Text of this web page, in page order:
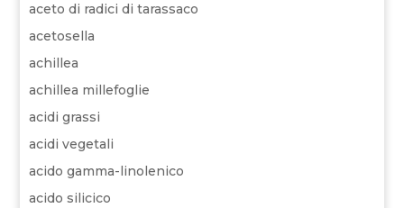
aceto di radici di tarassaco
acetosella
achillea
achillea millefoglie
acidi grassi
acidi vegetali
acido gamma-linolenico
acido silicico